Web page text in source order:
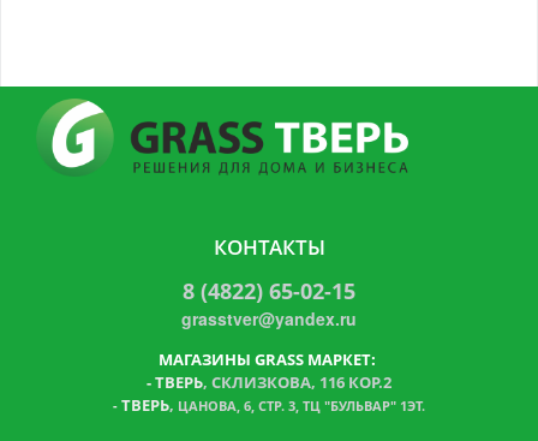
КОНТАКТЫ
8 (4822) 65-02-15
grasstver@yandex.ru
МАГАЗИНЫ GRASS МАРКЕТ:
-ТВЕРЬ, СКЛИЗКОВА, 116 КОР.2
- ТВЕРЬ, ЦАНОВА, 6, СТР. 3, ТЦ "БУЛЬВАР" 1ЭТ.